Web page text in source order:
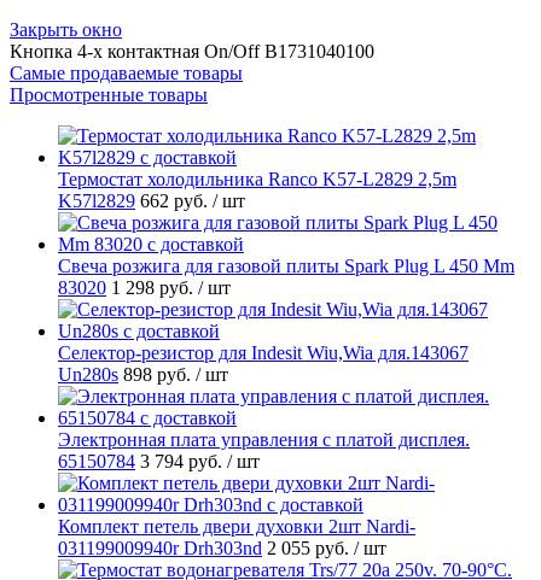
Закрыть окно
Кнопка 4-х контактная On/Off B1731040100
Самые продаваемые товары
Просмотренные товары
Термостат холодильника Ranco K57-L2829 2,5m
K57l2829 662 руб. / шт
Свеча розжига для газовой плиты Spark Plug L 450 Mm
83020 1 298 руб. / шт
Селектор-резистор для Indesit Wiu,Wia для.143067
Un280s 898 руб. / шт
Электронная плата управления с платой дисплея.
65150784 3 794 руб. / шт
Комплект петель двери духовки 2шт Nardi-
031199009940r Drh303nd 2 055 руб. / шт